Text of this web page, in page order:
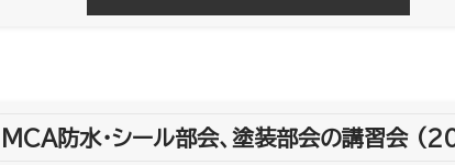
MCA防水・シール部会、塗装部会の講習会